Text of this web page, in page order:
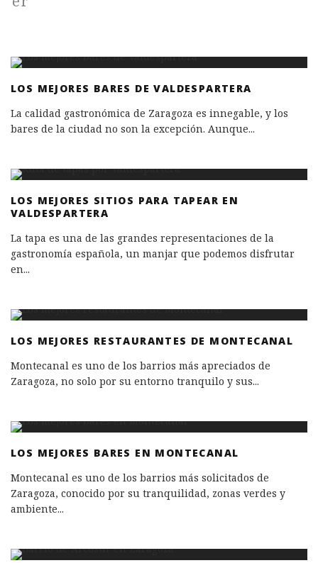
LOS MEJORES BARES DE VALDESPARTERA
La calidad gastronómica de Zaragoza es innegable, y los
bares de la ciudad no son la excepción. Aunque...
LOS MEJORES SITIOS PARA TAPEAR EN
VALDESPARTERA
La tapa es una de las grandes representaciones de la
gastronomía española, un manjar que podemos disfrutar
en...
LOS MEJORES RESTAURANTES DE MONTECANAL
Montecanal es uno de los barrios más apreciados de
Zaragoza, no solo por su entorno tranquilo y sus...
LOS MEJORES BARES EN MONTECANAL
Montecanal es uno de los barrios más solicitados de
Zaragoza, conocido por su tranquilidad, zonas verdes y
ambiente...